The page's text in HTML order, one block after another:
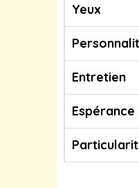
Yeux
Entretien
Espérance